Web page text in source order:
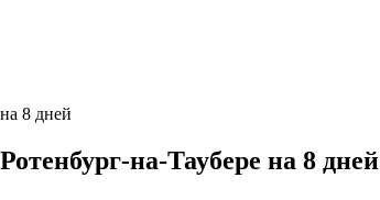
на-Таубере на 8 дней